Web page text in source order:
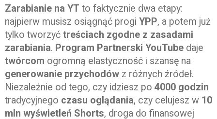
Zarabianie na YT to faktycznie dwa etapy:
najpierw musisz osiągnąć progi YPP, a potem już
tylko tworzyć treściach zgodne z zasadami
zarabiania. Program Partnerski YouTube daje
twórcom ogromną elastyczność i szansę na
generowanie przychodów z różnych źródeł.
Niezależnie od tego, czy idziesz po 4000 godzin
tradycyjnego czasu oglądania, czy celujesz w 10
mln wyświetleń Shorts, droga do finansowej